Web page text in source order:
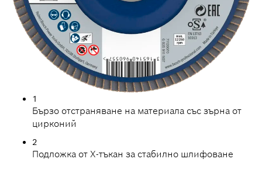
1
Бързо отстраняване на материала със зърна от
цирконий
2
Подложка от X-тъкан за стабилно шлифоване